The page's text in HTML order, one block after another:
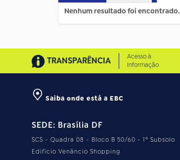
Nenhum resultado foi encontrado.
TRANSPARÊNCIA
Acesso à
Informação
Saiba onde está a EBC
SEDE: Brasília DF
SCS - Quadra 08 - Bloco B 50/60 - 1º Subsolo
Edifício Venâncio Shopping